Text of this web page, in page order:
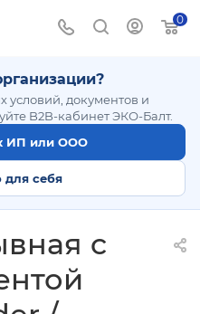
0
условий, документов и
B2B-кабинет ЭКО-Балт.
ИП или ООО
себя
c